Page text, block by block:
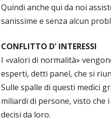
Quindi anche qui da noi
sanissime e senza alcun
CONFLITTO D' INTERESSI
I «valori di normalità»
esperti, detti panel, che si
Sulle spalle di questi medici
miliardi di persone, visto
decisi da loro.